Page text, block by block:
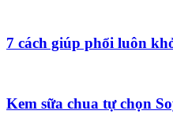
7 cách giúp phổi luôn
Kem sữa chua tự chọn